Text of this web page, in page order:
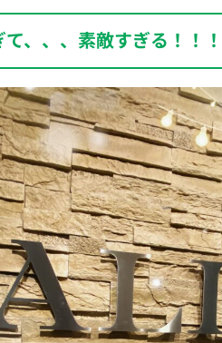
、、、素敵すぎる！！